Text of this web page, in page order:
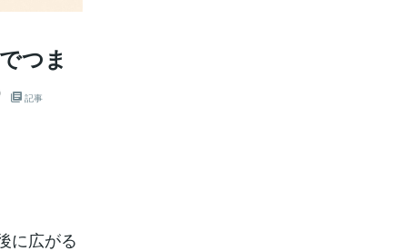
つま
記事
に広がる